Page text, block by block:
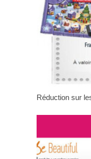
Réduction sur